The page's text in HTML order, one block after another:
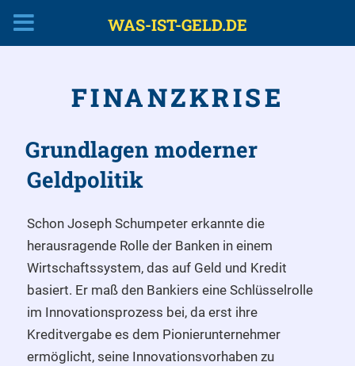
FINANZKRISE
Grundlagen moderner
Geldpolitik
Schon Joseph Schumpeter erkannte die
herausragende Rolle der Banken in einem
Wirtschaftssystem, das auf Geld und Kredit
basiert. Er maß den Bankiers eine Schlüsselrolle
im Innovationsprozess bei, da erst ihre
Kreditvergabe es dem Pionierunternehmer
ermöglicht, seine Innovationsvorhaben zu
WAS-IST-GELD.DE